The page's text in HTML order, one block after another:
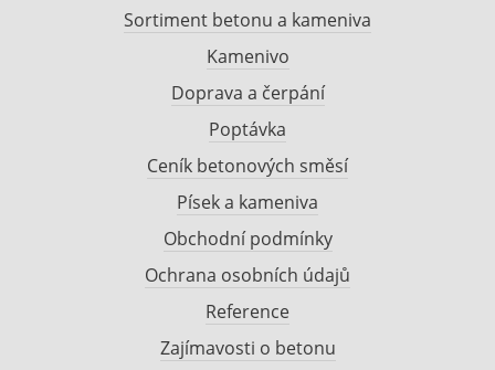
Sortiment betonu a kameniva
Kamenivo
Doprava a čerpání
Poptávka
Ceník betonových směsí
Písek a kameniva
Obchodní podmínky
Ochrana osobních údajů
Reference
Zajímavosti o betonu